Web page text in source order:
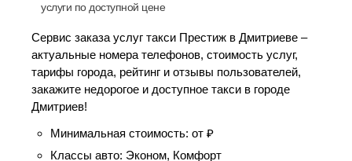
услуги по доступной цене
Сервис заказа услуг такси Престиж в Дмитриеве –
актуальные номера телефонов, стоимость услуг,
тарифы города, рейтинг и отзывы пользователей,
закажите недорогое и доступное такси в городе
Дмитриев!
Минимальная стоимость: от ₽
Классы авто: Эконом, Комфорт